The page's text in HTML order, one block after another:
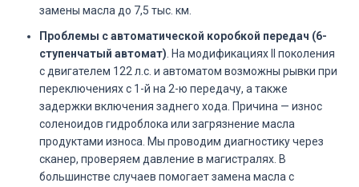
замены масла до 7,5 тыс. км.
Проблемы с автоматической коробкой передач (6-
ступенчатый автомат) . На модификациях II поколения
с двигателем 122 л.с. и автоматом возможны рывки при
переключениях с 1-й на 2-ю передачу, а также
задержки включения заднего хода. Причина — износ
соленоидов гидроблока или загрязнение масла
продуктами износа. Мы проводим диагностику через
сканер, проверяем давление в магистралях. В
большинстве случаев помогает замена масла с